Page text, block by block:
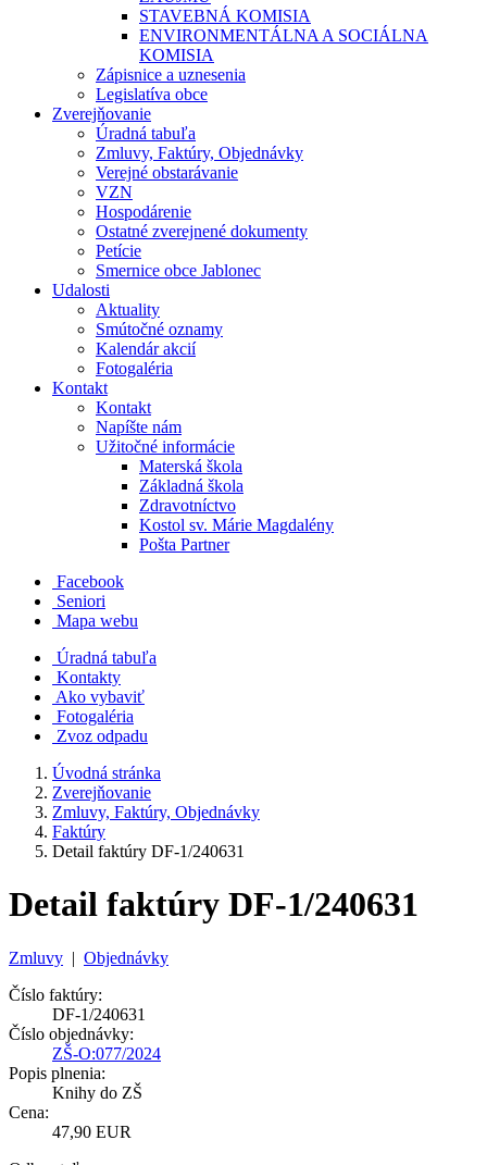
STAVEBNÁ KOMISIA
ENVIRONMENTÁLNA A SOCIÁLNA
KOMISIA
Zápisnice a uznesenia
Legislatíva obce
Zverejňovanie
Úradná tabuľa
Zmluvy, Faktúry, Objednávky
Verejné obstarávanie
VZN
Hospodárenie
Ostatné zverejnené dokumenty
Petície
Smernice obce Jablonec
Udalosti
Aktuality
Smútočné oznamy
Kalendár akcií
Fotogaléria
Kontakt
Kontakt
Napíšte nám
Užitočné informácie
Materská škola
Základná škola
Zdravotníctvo
Kostol sv. Márie Magdalény
Pošta Partner
Facebook
Seniori
Mapa webu
Úradná tabuľa
Kontakty
Ako vybaviť
Fotogaléria
Zvoz odpadu
Úvodná stránka
Zverejňovanie
Zmluvy, Faktúry, Objednávky
Faktúry
Detail faktúry DF-1/240631
Detail faktúry DF-1/240631
Zmluvy | Objednávky
Číslo faktúry:
DF-1/240631
Číslo objednávky:
ZŠ-O:077/2024
Popis plnenia:
Knihy do ZŠ
Cena:
47,90 EUR